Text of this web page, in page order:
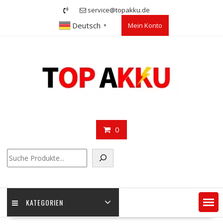
service@topakku.de
Deutsch ▼ Mein Konto
0
KATEGORIEN